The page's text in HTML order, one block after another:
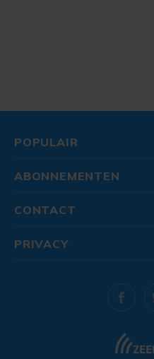
POPULAIR
ABONNEMENTEN
CONTACT
PRIVACY